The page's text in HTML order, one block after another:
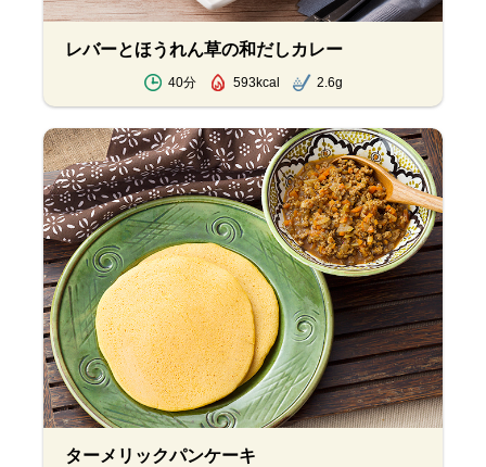
レバーとほうれん草の和だしカレー
40分 593kcal 2.6g
ターメリックパンケーキ